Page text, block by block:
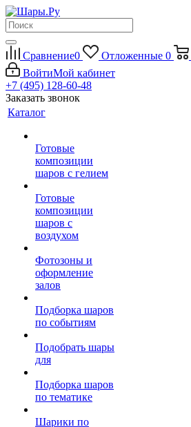
Сравнение0 Отложенные 0
ВойтиМой кабинет
+7 (495) 128-60-48
Заказать звонок
Каталог
Готовые
композиции
шаров с гелием
Готовые
композиции
шаров с
воздухом
Фотозоны и
оформление
залов
Подборка шаров
по событиям
Подобрать шары
для
Подборка шаров
по тематике
Шарики по